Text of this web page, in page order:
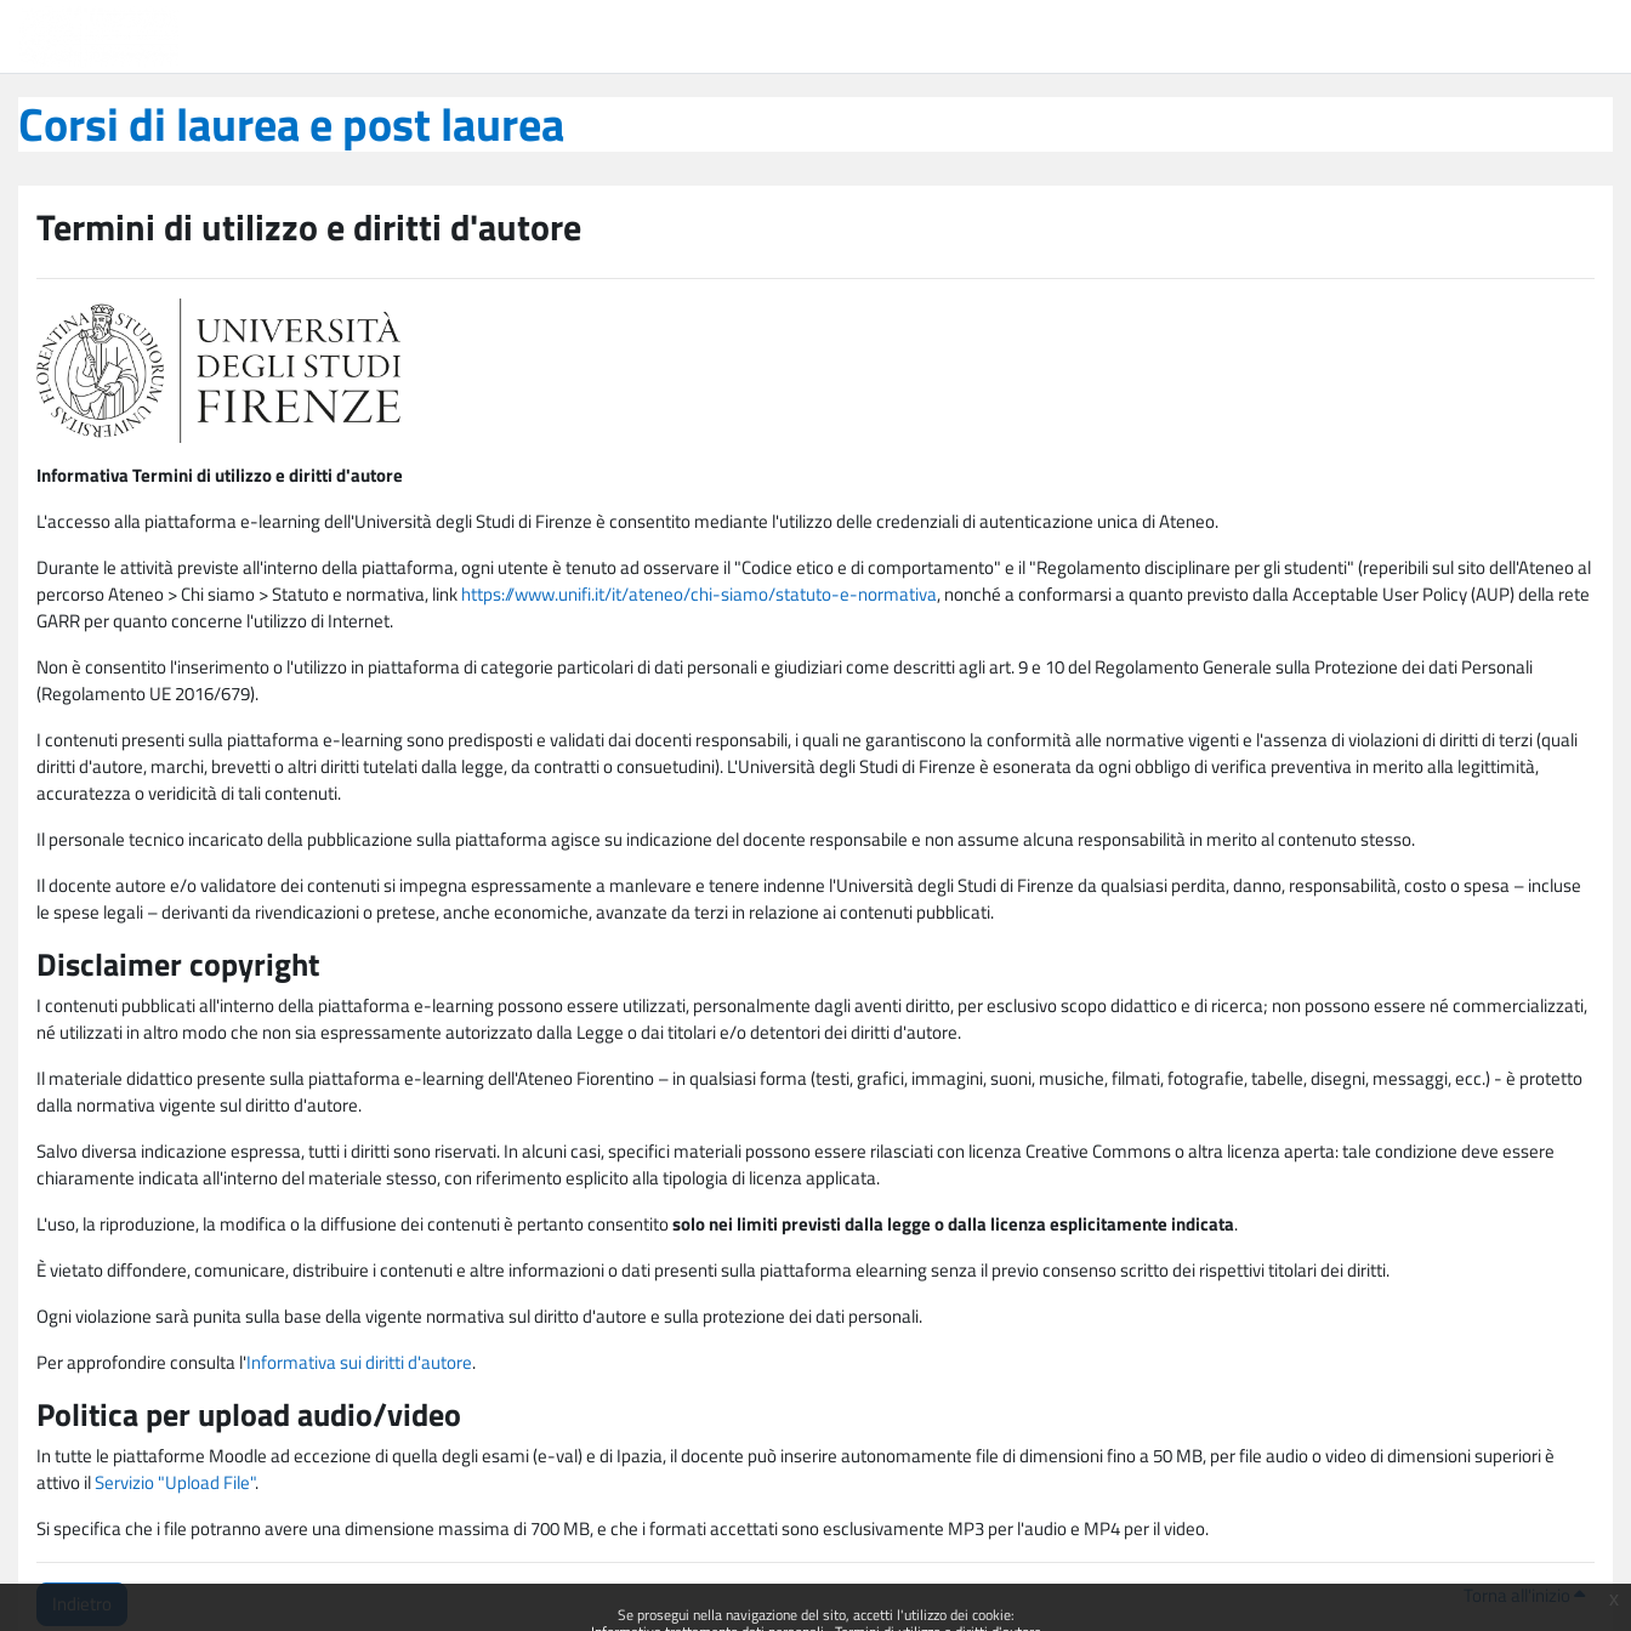
Se prosegui nella navigazione del sito, accetti l'utilizzo dei cookie:
Corsi di laurea e post laurea
Termini di utilizzo e diritti d'autore
Informativa Termini di utilizzo e diritti d'autore
L'accesso alla piattaforma e-learning dell'Università degli Studi di Firenze è consentito mediante l'utilizzo delle credenziali di autenticazione unica di Ateneo.
Durante le attività previste all'interno della piattaforma, ogni utente è tenuto ad osservare il "Codice etico e di comportamento" e il "Regolamento disciplinare per gli studenti" (reperibili sul sito dell'Ateneo al
percorso Ateneo > Chi siamo > Statuto e normativa, linkhttps://www.unifi.it/it/ateneo/chi-siamo/statuto-e-normativa, nonché a conformarsi a quanto previsto dalla Acceptable User Policy (AUP) della rete
GARR per quanto concerne l'utilizzo di Internet.
Non è consentito l'inserimento o l'utilizzo in piattaforma di categorie particolari di dati personali e giudiziari come descritti agli art. 9 e 10 del Regolamento Generale sulla Protezione dei dati Personali
(Regolamento UE 2016/679).
I contenuti presenti sulla piattaforma e-learning sono predisposti e validati dai docenti responsabili, i quali ne garantiscono la conformità alle normative vigenti e l'assenza di violazioni di diritti di terzi (quali
diritti d'autore, marchi, brevetti o altri diritti tutelati dalla legge, da contratti o consuetudini). L'Università degli Studi di Firenze è esonerata da ogni obbligo di verifica preventiva in merito alla legittimità,
accuratezza o veridicità di tali contenuti.
Il personale tecnico incaricato della pubblicazione sulla piattaforma agisce su indicazione del docente responsabile e non assume alcuna responsabilità in merito al contenuto stesso.
Il docente autore e/o validatore dei contenuti si impegna espressamente a manlevare e tenere indenne l'Università degli Studi di Firenze da qualsiasi perdita, danno, responsabilità, costo o spesa – incluse
le spese legali – derivanti da rivendicazioni o pretese, anche economiche, avanzate da terzi in relazione ai contenuti pubblicati.
Disclaimer copyright
I contenuti pubblicati all'interno della piattaforma e-learning possono essere utilizzati, personalmente dagli aventi diritto, per esclusivo scopo didattico e di ricerca; non possono essere né commercializzati,
né utilizzati in altro modo che non sia espressamente autorizzato dalla Legge o dai titolari e/o detentori dei diritti d'autore.
Il materiale didattico presente sulla piattaforma e-learning dell'Ateneo Fiorentino – in qualsiasi forma (testi, grafici, immagini, suoni, musiche, filmati, fotografie, tabelle, disegni, messaggi, ecc.) - è protetto
dalla normativa vigente sul diritto d'autore.
Salvo diversa indicazione espressa, tutti i diritti sono riservati. In alcuni casi, specifici materiali possono essere rilasciati con licenza Creative Commons o altra licenza aperta: tale condizione deve essere
chiaramente indicata all'interno del materiale stesso, con riferimento esplicito alla tipologia di licenza applicata.
L'uso, la riproduzione, la modifica o la diffusione dei contenuti è pertanto consentitosolo nei limiti previsti dalla legge o dalla licenza esplicitamente indicata.
È vietato diffondere, comunicare, distribuire i contenuti e altre informazioni o dati presenti sulla piattaforma elearning senza il previo consenso scritto dei rispettivi titolari dei diritti.
Ogni violazione sarà punita sulla base della vigente normativa sul diritto d'autore e sulla protezione dei dati personali.
Per approfondire consulta l'Informativa sui diritti d'autore.
Politica per upload audio/video
In tutte le piattaforme Moodle ad eccezione di quella degli esami (e-val) e di Ipazia, il docente può inserire autonomamente file di dimensioni fino a 50 MB, per file audio o video di dimensioni superiori è
attivo ilServizio "Upload File".
Si specifica che i file potranno avere una dimensione massima di 700 MB, e che i formati accettati sono esclusivamente MP3 per l'audio e MP4 per il video.
Indietro Torna all'inizio